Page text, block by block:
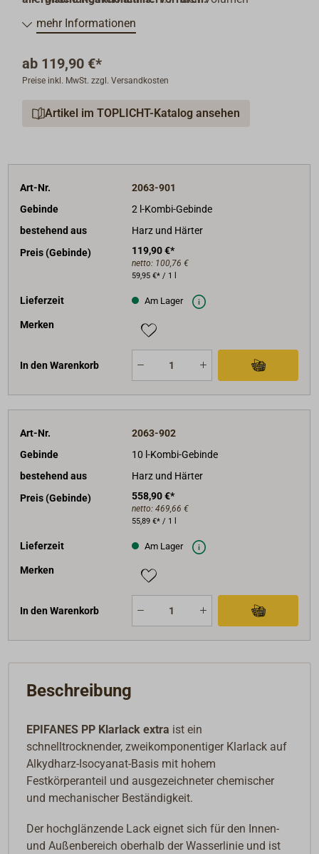
Applikationsmethode:
(Professionelle Anwender)
1 Std., schleifbar: 20 Std., überarbeitbar nass-in-
nass: 5 Std. (Pinsel), 2,5 Std. (Spritzgerät)
mehr Informationen
ab 119,90 €*
Preise inkl. MwSt. zzgl. Versandkosten
Artikel im TOPLICHT-Katalog ansehen
Art-Nr.
2063-901
Gebinde
2 l-Kombi-Gebinde
bestehend aus
Harz und Härter
Preis (Gebinde)
119,90 €*
netto: 100,76 €
59,95 €* / 1 l
Lieferzeit Am Lager
Merken
In den Warenkorb
Art-Nr.
2063-902
Gebinde
10 l-Kombi-Gebinde
bestehend aus
Harz und Härter
Preis (Gebinde)
558,90 €*
netto: 469,66 €
55,89 €* / 1 l
Lieferzeit Am Lager
Merken
In den Warenkorb
Beschreibung
EPIFANES PP Klarlack extra ist ein
schnelltrocknender, zweikomponentiger Klarlack auf
Alkydharz-Isocyanat-Basis mit hohem
Festkörperanteil und ausgezeichneter chemischer
und mechanischer Beständigkeit.
Der hochglänzende Lack eignet sich für den Innen-
und Außenbereich oberhalb der Wasserlinie und ist